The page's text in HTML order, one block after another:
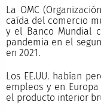
La OMC
caída del comercio
y el Banco Mundial
pandemia en el
en 2021.
Los EE.UU. habían
empleos y en
el producto interior